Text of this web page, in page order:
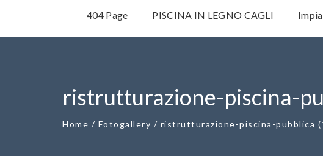
404 Page PISCINA IN LEGNO CAGLI
ristrutturazione-piscina-
Home / Fotogallery / ristrutturazione-piscina-pubblica